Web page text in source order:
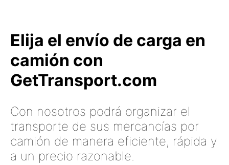
Elija el envío de carga en
camión con
GetTransport.com
Con nosotros podrá organizar el
transporte de sus mercancías por
camión de manera eficiente, rápida y
a un precio razonable.